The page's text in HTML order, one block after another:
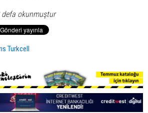
okunmuştur
Turkcell